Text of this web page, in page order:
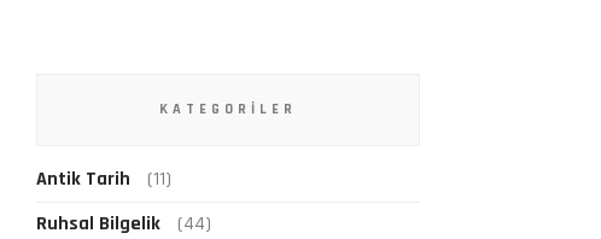
KATEGORILER
Antik Tarih
(11)
Ruhsal Bilgelik
(44)